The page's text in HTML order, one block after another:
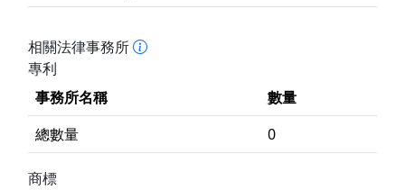
相關法律事務所
專利
事務所名稱
數量
總數量
0
商標